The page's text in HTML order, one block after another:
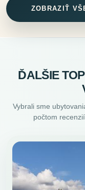
ZOBRAZIŤ
ĎALŠIE
Vybrali sme
počtom